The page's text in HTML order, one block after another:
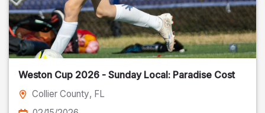
Weston Cup 2026 - Sunday Local: Paradise Cost
Collier County, FL